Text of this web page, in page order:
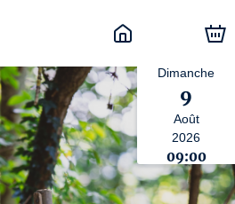
Dimanche
9
Août
2026
09:00